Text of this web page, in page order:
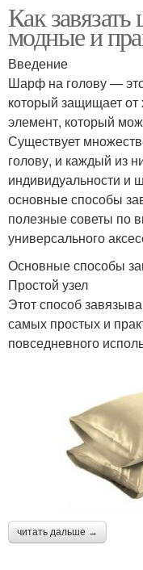
Как
модные и
Введение
Шарф на голову — это
который защищает от
элемент, который
Существует
голову, и каждый из
индивидуальности и
основные способы
полезные советы по
универсального
Основные способы
Простой узел
Этот способ
самых простых и
повседневного
читать дальше →